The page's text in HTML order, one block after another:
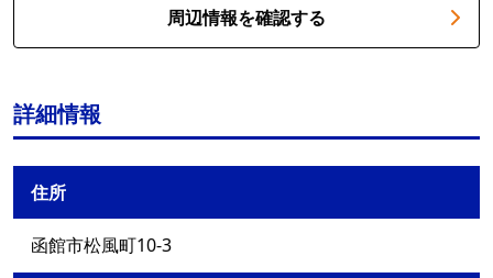
周辺情報を確認する
詳細情報
住所
函館市松風町10-3